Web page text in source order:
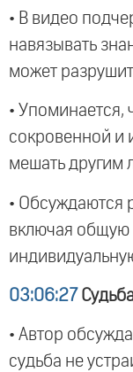
• В видео
навязывать
может
• Упоминается,
сокровенной и
мешать другим
• Обсуждаются
включая общую
03:06:27
• Автор
судьба не